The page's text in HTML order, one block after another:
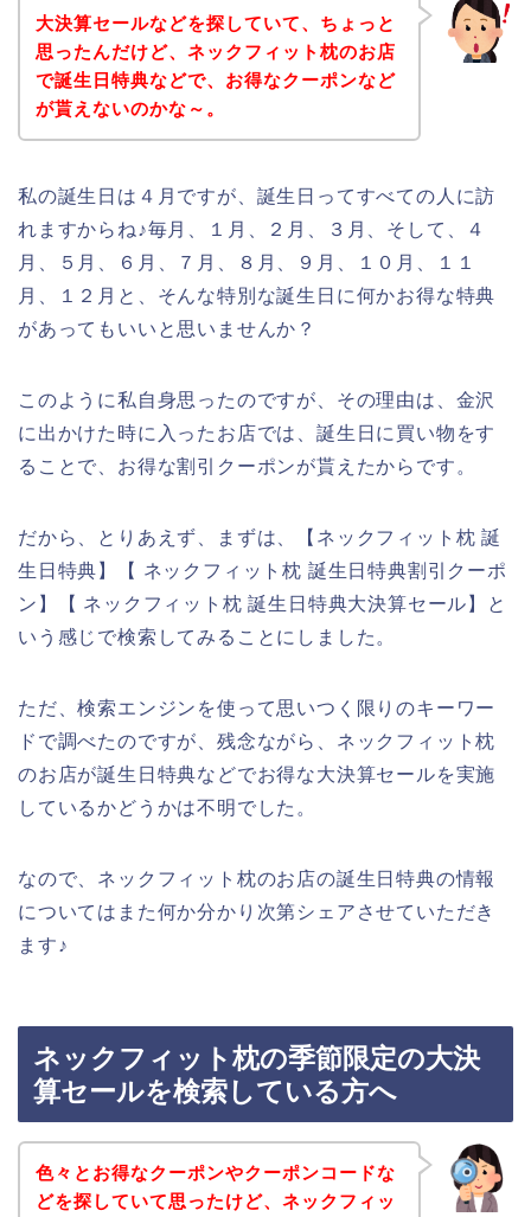
大決算セールなどを探していて、ちょっと
思ったんだけど、ネックフィット枕のお店
で誕生日特典などで、お得なクーポンなど
が貰えないのかな～。
私の誕生日は４月ですが、誕生日ってすべての人に訪
れますからね♪毎月、１月、２月、３月、そして、４
月、５月、６月、７月、８月、９月、１０月、１１
月、１２月と、そんな特別な誕生日に何かお得な特典
があってもいいと思いませんか？
このように私自身思ったのですが、その理由は、金沢
に出かけた時に入ったお店では、誕生日に買い物をす
ることで、お得な割引クーポンが貰えたからです。
だから、とりあえず、まずは、【ネックフィット枕 誕
生日特典】【 ネックフィット枕 誕生日特典割引クーポ
ン】【 ネックフィット枕 誕生日特典大決算セール】と
いう感じで検索してみることにしました。
ただ、検索エンジンを使って思いつく限りのキーワー
ドで調べたのですが、残念ながら、ネックフィット枕
のお店が誕生日特典などでお得な大決算セールを実施
しているかどうかは不明でした。
なので、ネックフィット枕のお店の誕生日特典の情報
についてはまた何か分かり次第シェアさせていただき
ます♪
ネックフィット枕の季節限定の大決
算セールを検索している方へ
色々とお得なクーポンやクーポンコードな
どを探していて思ったけど、ネックフィッ